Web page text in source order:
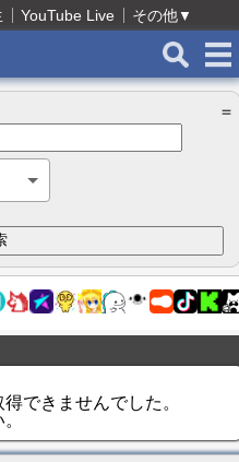
YouTube Live その他▼
＝
できませんでした。